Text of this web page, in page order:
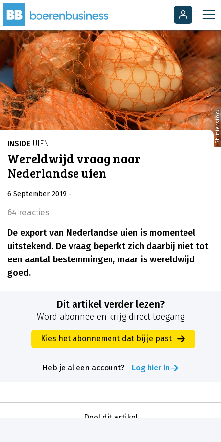
Shutterstock
INSIDE UIEN
Wereldwijd vraag naar
Nederlandse uien
6 September 2019 -
64 reacties
De export van Nederlandse uien is momenteel
uitstekend. De vraag beperkt zich daarbij niet tot
een aantal bestemmingen, maar is wereldwijd
goed.
Dit artikel verder lezen?
Word abonnee en krijg direct toegang
Kies het abonnement dat bij je past
Heb je al een account? Log hier in
Deel dit artikel